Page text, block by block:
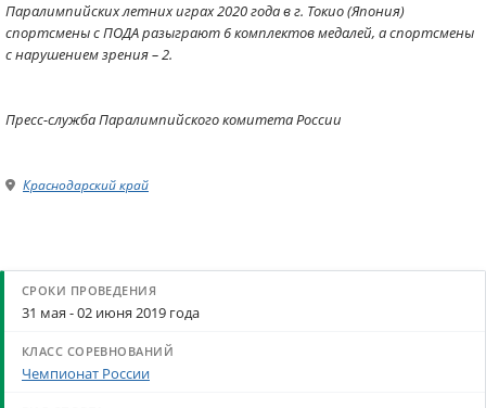
Паралимпийских летних играх 2020 года в г. Токио (Япония)
спортсмены с ПОДА разыграют 6 комплектов медалей, а спортсмены
с нарушением зрения – 2.
Пресс-служба Паралимпийского комитета России
Краснодарский край
31 мая - 02 июня 2019 года
Чемпионат России